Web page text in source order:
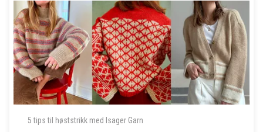
5 tips til høststrikk med Isager Garn